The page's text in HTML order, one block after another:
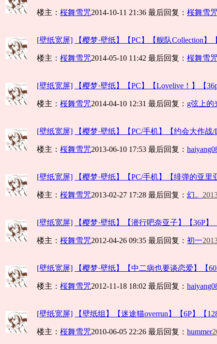
楼主： 桜舞雪咒2014-10-11 21:36 最后回复： 桜舞雪
[壁纸宽屏] 【樱梦·壁纸】【PC】【舰队Collection】
楼主： 桜舞雪咒2014-05-10 11:42 最后回复： 桜舞雪
[壁纸宽屏] 【樱梦·壁纸】【PC】【Lovelive！】【
楼主： 桜舞雪咒2014-04-10 12:31 最后回复： g弦上的
[壁纸宽屏] 【樱梦·壁纸】【PC/手机】【约会大作战/
楼主： 桜舞雪咒2013-06-10 17:53 最后回复：
[壁纸宽屏] 【樱梦·壁纸】【PC/手机】【绯弹的亚里
楼主： 桜舞雪咒2013-02-27 17:28 最后回复： 幻。
[壁纸宽屏] 【樱梦·壁纸】【潜行吧奈亚子】【36P
楼主： 桜舞雪咒2012-04-26 09:35 最后回复： 初一
[壁纸宽屏] 【樱梦·壁纸】【中二病也要谈恋爱】【
楼主： 桜舞雪咒2012-11-18 18:02 最后回复：
[壁纸宽屏] 【壁纸组】【迷途猫overrun】【6P】【
楼主： 桜舞雪咒2010-06-05 22:26 最后回复： hummer